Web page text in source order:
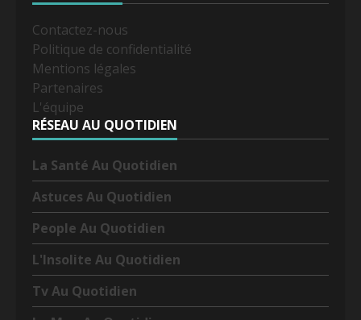
Contactez-nous
Politique de confidentialité
Mentions légales
Partenaires
L'équipe
RÉSEAU AU QUOTIDIEN
La Santé Au Quotidien
Astuces Au Quotidien
People Au Quotidien
L'Insolite Au Quotidien
Tv Au Quotidien